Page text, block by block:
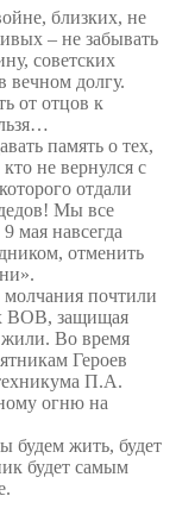
близких, не
– не забывать
советских
вечном долгу.
от отцов к
память о тех,
не вернулся с
отдали
Мы все
мая навсегда
отменить
почтили
ВОВ, защищая
жили. Во время
Героев
П.А.
огню на
будем жить, будет
будет самым